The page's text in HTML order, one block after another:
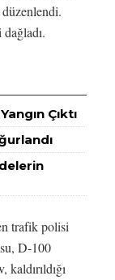
Çıktı
trafik polisi
D-100